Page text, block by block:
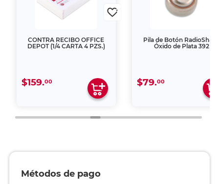
CONTRA RECIBO OFFICE
DEPOT (1/4 CARTA 4 PZS.)
$159.00
Pila de Botón
Óxido de Plata 392
$79.00
Métodos de pago